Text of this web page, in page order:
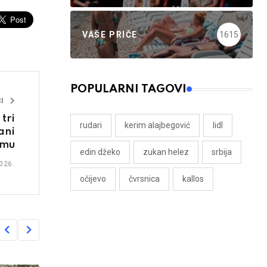
tri
VAŠE PRIČE 1615
POPULARNI TAGOVI
rudari kerim alajbegović lidl
edin džeko zukan helez srbija
očijevo čvrsnica kallos